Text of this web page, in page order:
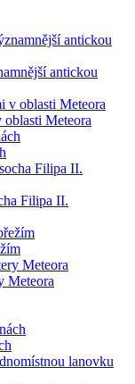
antickou
Meteora
Filipa II.
Meteora